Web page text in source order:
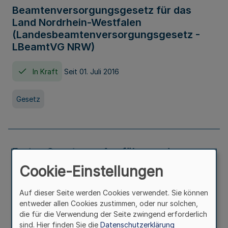
Beamtenversorgungsgesetz für das
Land Nordrhein-Westfalen
(Landesbeamtenversorgungsgesetz -
LBeamtVG NRW)
In Kraft Seit 01. Juli 2016
Gesetz
Erstes Gesetz zur Ausführung des
Kinder- und Jugendhilfegesetzes - AG -
KJHG -
In Kraft Seit 01. Januar 1991
Cookie-Einstellungen
Auf dieser Seite werden Cookies verwendet. Sie können
entweder allen Cookies zustimmen, oder nur solchen,
die für die Verwendung der Seite zwingend erforderlich
sind. Hier finden Sie die Datenschutzerklärung